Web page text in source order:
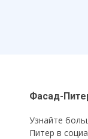
Фасад-
Узнайте
Питер в